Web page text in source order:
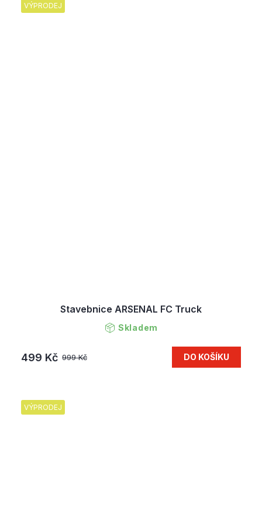
VÝPRODEJ
Stavebnice ARSENAL FC Truck
Skladem
999 Kč
499 Kč DO KOŠÍKU
VÝPRODEJ